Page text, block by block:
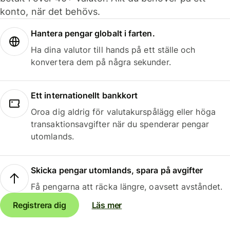
konto, när det behövs.
Hantera pengar globalt i farten.
Ha dina valutor till hands på ett ställe och
konvertera dem på några sekunder.
Ett internationellt bankkort
Oroa dig aldrig för valutakurspålägg eller höga
transaktionsavgifter när du spenderar pengar
utomlands.
Skicka pengar utomlands, spara på avgifter
Få pengarna att räcka längre, oavsett avståndet.
Registrera dig
Läs mer